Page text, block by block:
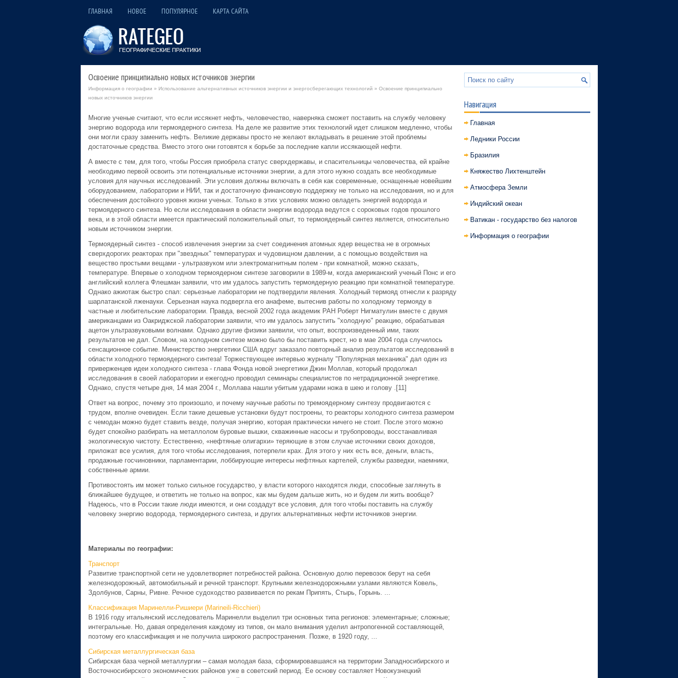
ГЛАВНАЯ НОВОЕ ПОПУЛЯРНОЕ КАРТА САЙТА
Освоение принципиально новых источников энергии
Информация о географии » Использование альтернативных источников энергии и энергосберегающих технологий » Освоение принципиально
новых источников энергии
Многие ученые считают, что если иссякнет нефть, человечество, наверняка сможет поставить на службу человеку
энергию водорода или термоядерного синтеза. На деле же развитие этих технологий идет слишком медленно, чтобы
они могли сразу заменить нефть. Великие державы просто не желают вкладывать в решение этой проблемы
достаточные средства. Вместо этого они готовятся к борьбе за последние капли иссякающей нефти.
А вместе с тем, для того, чтобы Россия приобрела статус сверхдержавы, и спасительницы человечества, ей крайне
необходимо первой освоить эти потенциальные источники энергии, а для этого нужно создать все необходимые
условия для научных исследований. Эти условия должны включать в себя как современные, оснащенные новейшим
оборудованием, лаборатории и НИИ, так и достаточную финансовую поддержку не только на исследования, но и для
обеспечения достойного уровня жизни ученых. Только в этих условиях можно овладеть энергией водорода и
термоядерного синтеза. Но если исследования в области энергии водорода ведутся с сороковых годов прошлого
века, и в этой области имеется практический положительный опыт, то термоядерный синтез является, относительно
новым источником энергии.
Термоядерный синтез - способ извлечения энергии за счет соединения атомных ядер вещества не в огромных
сверхдорогих реакторах при "звездных" температурах и чудовищном давлении, а с помощью воздействия на
вещество простыми вещами - ультразвуком или электромагнитным полем - при комнатной, можно сказать,
температуре. Впервые о холодном термоядерном синтезе заговорили в 1989-м, когда американский ученый Понс и его
английский коллега Флешман заявили, что им удалось запустить термоядерную реакцию при комнатной температуре.
Однако ажиотаж быстро спал: серьезные лаборатории не подтвердили явления. Холодный термояд отнесли к разряду
шарлатанской лженауки. Серьезная наука подвергла его анафеме, вытеснив работы по холодному термояду в
частные и любительские лаборатории. Правда, весной 2002 года академик РАН Роберт Нигматулин вместе с двумя
американцами из Оакриджской лаборатории заявили, что им удалось запустить "холодную" реакцию, обрабатывая
ацетон ультразвуковыми волнами. Однако другие физики заявили, что опыт, воспроизведенный ими, таких
результатов не дал. Словом, на холодном синтезе можно было бы поставить крест, но в мае 2004 года случилось
сенсационное событие. Министерство энергетики США вдруг заказало повторный анализ результатов исследований в
области холодного термоядерного синтеза! Торжествующее интервью журналу "Популярная механика" дал один из
приверженцев идеи холодного синтеза - глава Фонда новой энергетики Джин Моллав, который продолжал
исследования в своей лаборатории и ежегодно проводил семинары специалистов по нетрадиционной энергетике.
Однако, спустя четыре дня, 14 мая 2004 г., Моллава нашли убитым ударами ножа в шею и голову .[11]
Ответ на вопрос, почему это произошло, и почему научные работы по тремоядерному синтезу продвигаются с
трудом, вполне очевиден. Если такие дешевые установки будут построены, то реакторы холодного синтеза размером
с чемодан можно будет ставить везде, получая энергию, которая практически ничего не стоит. После этого можно
будет спокойно разбирать на металлолом буровые вышки, скважинные насосы и трубопроводы, восстанавливая
экологическую чистоту. Естественно, «нефтяные олигархи» теряющие в этом случае источники своих доходов,
приложат все усилия, для того чтобы исследования, потерпели крах. Для этого у них есть все, деньги, власть,
продажные госчиновники, парламентарии, лоббирующие интересы нефтяных картелей, службы разведки, наемники,
собственные армии.
Противостоять им может только сильное государство, у власти которого находятся люди, способные заглянуть в
ближайшее будущее, и ответить не только на вопрос, как мы будем дальше жить, но и будем ли жить вообще?
Надеюсь, что в России такие люди имеются, и они создадут все условия, для того чтобы поставить на службу
человеку энергию водорода, термоядерного синтеза, и других альтернативных нефти источников энергии.
Материалы по географии:
Транспорт
Развитие транспортной сети не удовлетворяет потребностей района. Основную долю перевозок берут на себя
железнодорожный, автомобильный и речной транспорт. Крупными железнодорожными узлами являются Ковель,
Здолбунов, Сарны, Ривне. Речное судоходство развивается по рекам Припять, Стырь, Горынь. ...
Классификация Маринелли-Ришиери (Marineili-Ricchieri)
В 1916 году итальянский исследователь Маринелли выделил три основных типа регионов: элементарные; сложные;
интегральные. Но, давая определения каждому из типов, он мало внимания уделил антропогенной составляющей,
поэтому его классификация и не получила широкого распространения. Позже, в 1920 году, ...
Сибирская металлургическая база
Сибирская база черной металлургии – самая молодая база, сформировавшаяся на территории Западносибирского и
Восточносибирского экономических районов уже в советский период. Ее основу составляет Новокузнецкий
Навигация
Главная
Ледники России
Бразилия
Княжество Лихтенштейн
Атмосфера Земли
Индийский океан
Ватикан - государство без налогов
Информация о географии